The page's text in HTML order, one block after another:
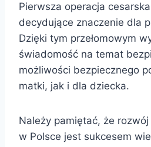
Pierwsza operacja
decydujące znaczenie dla
Dzięki tym przełomowym
świadomość na temat
możliwości bezpiecznego
matki, jak i dla dziecka.
Należy pamiętać, że
w Polsce jest sukcesem